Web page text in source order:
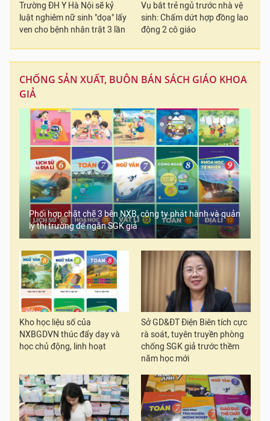
Trường ĐH Y Hà Nội sẽ kỷ
luật nghiêm nữ sinh "dọa" lấy
ven cho bệnh nhân trật 3 lần
Vụ bắt trẻ ngủ trước nhà vệ
sinh: Chấm dứt hợp đồng lao
động 2 cô giáo
CHỐNG SẢN XUẤT, BUÔN BÁN SÁCH GIÁO KHOA
GIẢ
Phối hợp chặt chẽ 3 bên NXB, công ty phát hành và quản
lý thị trường để ngăn SGK giả
Kho học liệu số của
NXBGDVN thúc đẩy dạy và
học chủ động, linh hoạt
Sở GD&ĐT Điện Biên tích cực
rà soát, tuyên truyền phòng
chống SGK giả trước thềm
năm học mới